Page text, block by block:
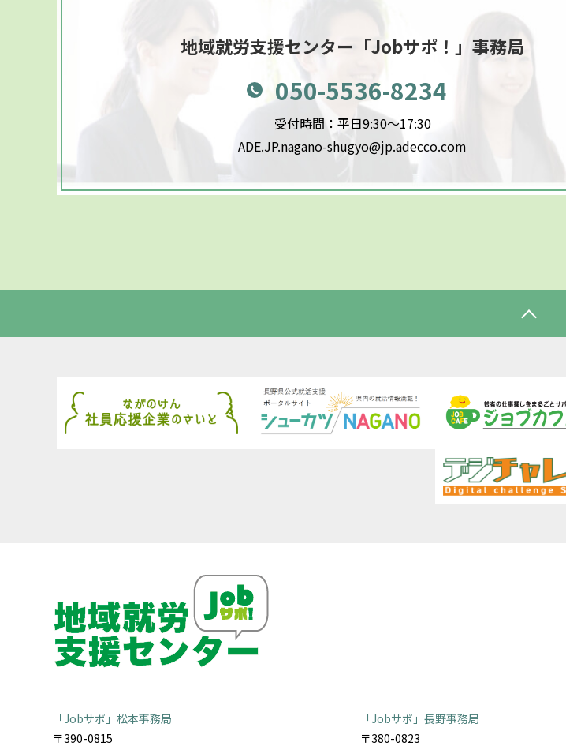
地域就労支援センター 「Jobサポ！」事務局
050-5536-8234
受付時間：平日9:30～17:30
ADE.JP.nagano-shugyo@jp.adecco.com
「Jobサポ」松本事務局
〒390-0815
「Jobサポ」長野事務局
〒380-0823